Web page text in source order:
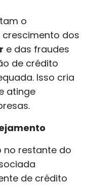
o
crescimento dos
e das fraudes
de crédito
Isso cria
atinge
no restante do
de crédito